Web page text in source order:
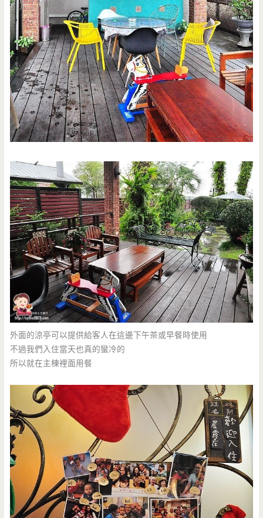
外面的涼亭可以提供給客人在這邊下午茶或早餐時使用
不過我們入住當天也真的蠻冷的
所以就在主棟裡面用餐